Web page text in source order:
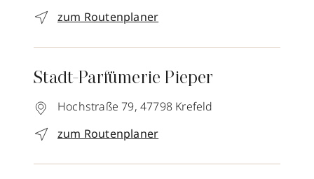
zum Routenplaner
Stadt-Parfümerie Pieper
Hochstraße 79, 47798 Krefeld
zum Routenplaner